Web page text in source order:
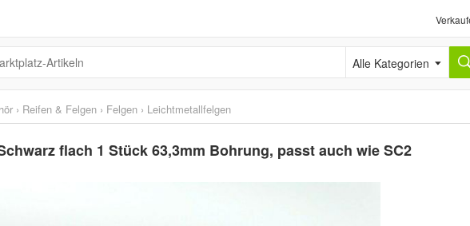
Alle Kategorien
› Reifen & Felgen › Felgen › Leichtmetallfelgen
flach 1 Stück 63,3mm Bohrung, passt auch wie SC2